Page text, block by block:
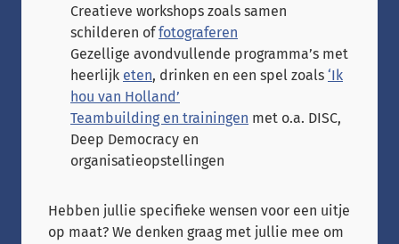
Creatieve workshops zoals samen
schilderen offotograferen
Gezellige avondvullende programma’s met
heerlijk eten, drinken en een spel zoals ‘Ik
hou van Holland’
Teambuilding en trainingen met o.a. DISC,
Deep Democracy en
organisatieopstellingen
Hebben jullie specifieke wensen voor een uitje
op maat? We denken graag met jullie mee om